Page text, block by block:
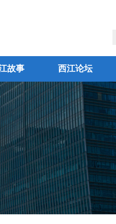
故事 西江论坛